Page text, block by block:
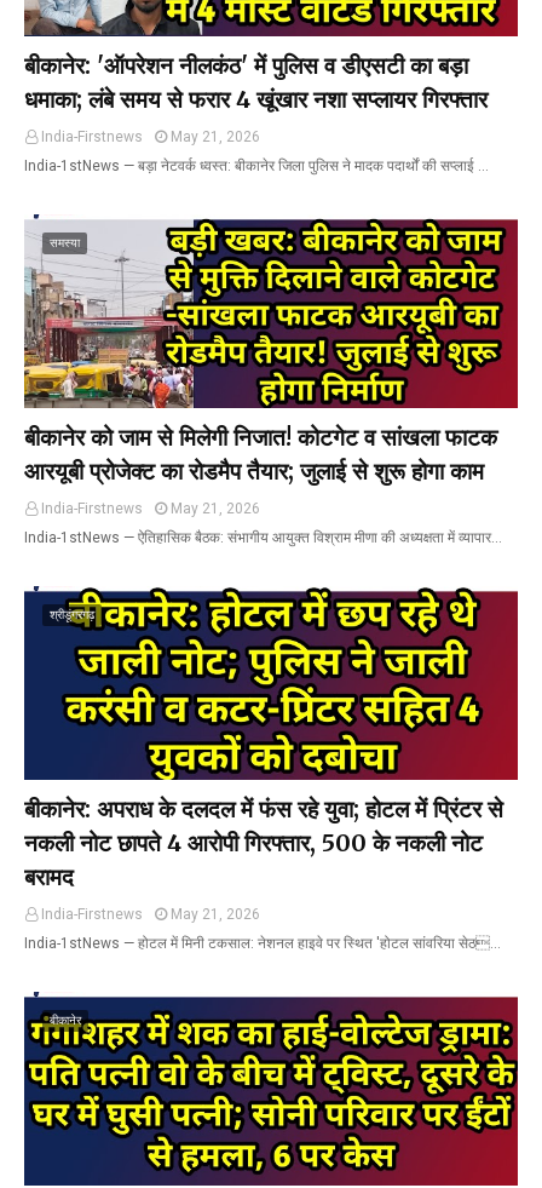
बीकानेर: 'ऑपरेशन नीलकंठ' में पुलिस व डीएसटी का बड़ा
धमाका; लंबे समय से फरार 4 खूंखार नशा सप्लायर गिरफ्तार
India-Firstnews
May 21, 2026
India-1stNews ​— बड़ा नेटवर्क ध्वस्त: बीकानेर जिला पुलिस ने मादक पदार्थों की सप्लाई …
समस्या
बीकानेर को जाम से मिलेगी निजात! कोटगेट व सांखला फाटक
आरयूबी प्रोजेक्ट का रोडमैप तैयार; जुलाई से शुरू होगा काम
India-Firstnews
May 21, 2026
India-1stNews ​— ऐतिहासिक बैठक: संभागीय आयुक्त विश्राम मीणा की अध्यक्षता में व्यापार…
श्रीडूंगरगढ़
बीकानेर: अपराध के दलदल में फंस रहे युवा; होटल में प्रिंटर से
नकली नोट छापते 4 आरोपी गिरफ्तार, 500 के नकली नोट
बरामद
India-Firstnews
May 21, 2026
India-1stNews ​— होटल में मिनी टकसाल: नेशनल हाइवे पर स्थित 'होटल सांवरिया सेठ…
बीकानेर